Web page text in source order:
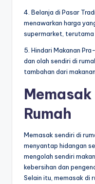
4. Belanja di Pasar
menawarkan harga
supermarket,
5. Hindari Makanan
dan olah sendiri di
tambahan dari
Rumah
Memasak sendiri di
menyantap hidangan
mengolah sendiri
kebersihan dan
Selain itu, memasak di